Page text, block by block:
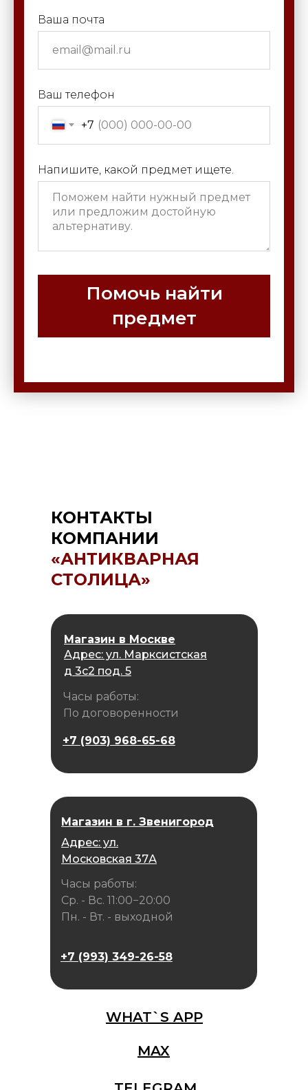
Ваша почта
Ваш телефон
+7
Напишите, какой предмет ищете.
Помочь найти
предмет
КОНТАКТЫ
КОМПАНИИ
«АНТИКВАРНАЯ
СТОЛИЦА»
Магазин в Москве
Адрес: ул. Марксистская
д 3с2 под. 5
Часы работы:
По договоренности
MAX
WHAT`S APP
Часы работы:
Ср. - Вс. 11:00−20:00
Пн. - Вт. - выходной
Магазин в г. Звенигород
Адрес: ул.
Московская 37А
+7 (993) 349-26-58
+7 (903) 968-65-68